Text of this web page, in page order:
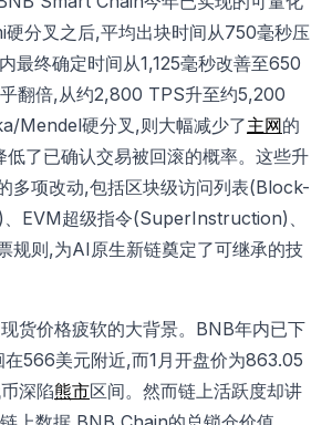
分叉之后,平均出块时间从750毫秒压
最终确定时间从1,125毫秒改善至650
翻倍,从约2,800 TPS升至约5,200
Mendel硬分叉,则大幅减少了主网的
了已确认交易被回滚的概率。这些升
多项改动,包括区块级访问列表(Block-
EVM超级指令(SuperInstruction)、
规则,为AI原生新链奠定了可继承的技
货价格疲软的大背景。BNB年内已下
566美元附近,而1月开盘价为863.05
深陷熊市区间。然而链上活跃度却讲